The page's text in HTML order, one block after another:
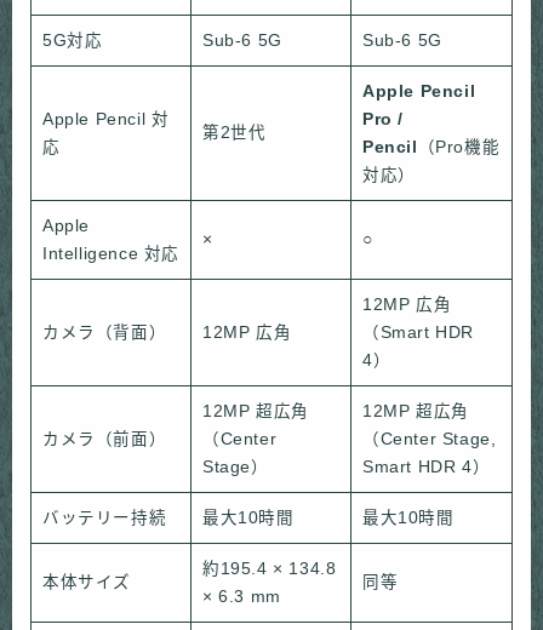
5G対応 Sub-6 5G Sub-6 5G
Apple Pencil 対
応
第2世代
Apple Pencil
Pro /
Pencil
（Pro機能
対応）
Apple
Intelligence 対応
× ○
カメラ（背面） 12MP 広角
12MP 広角
（Smart HDR
4）
カメラ（前面）
12MP 超広角
（Center
Stage）
12MP 超広角
（Center Stage,
Smart HDR 4）
バッテリー持続 最大10時間 最大10時間
本体サイズ
約195.4 × 134.8
× 6.3 mm
同等